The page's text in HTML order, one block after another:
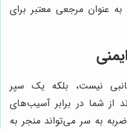
به عنوان مرجعی معتبر برای
نیست، بلکه یک سپر
از شما در برابر آسیب‌های
به سر می‌تواند منجر به